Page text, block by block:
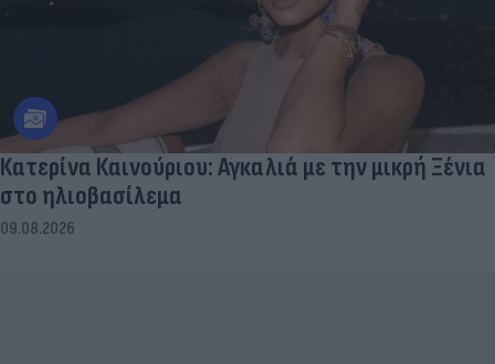
Κατερίνα Καινούριου: Αγκαλιά με την μικρή Ξένια
στο ηλιοβασίλεμα
09.08.2026